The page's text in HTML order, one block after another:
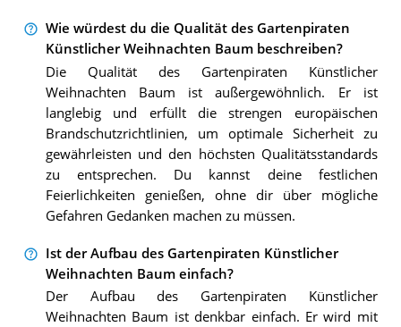
Wie würdest du die Qualität des Gartenpiraten
Künstlicher Weihnachten Baum beschreiben?
Die Qualität des Gartenpiraten Künstlicher
Weihnachten Baum ist außergewöhnlich. Er ist
langlebig und erfüllt die strengen europäischen
Brandschutzrichtlinien, um optimale Sicherheit zu
gewährleisten und den höchsten Qualitätsstandards
zu entsprechen. Du kannst deine festlichen
Feierlichkeiten genießen, ohne dir über mögliche
Gefahren Gedanken machen zu müssen.
Ist der Aufbau des Gartenpiraten Künstlicher
Weihnachten Baum einfach?
Der Aufbau des Gartenpiraten Künstlicher
Weihnachten Baum ist denkbar einfach. Er wird mit